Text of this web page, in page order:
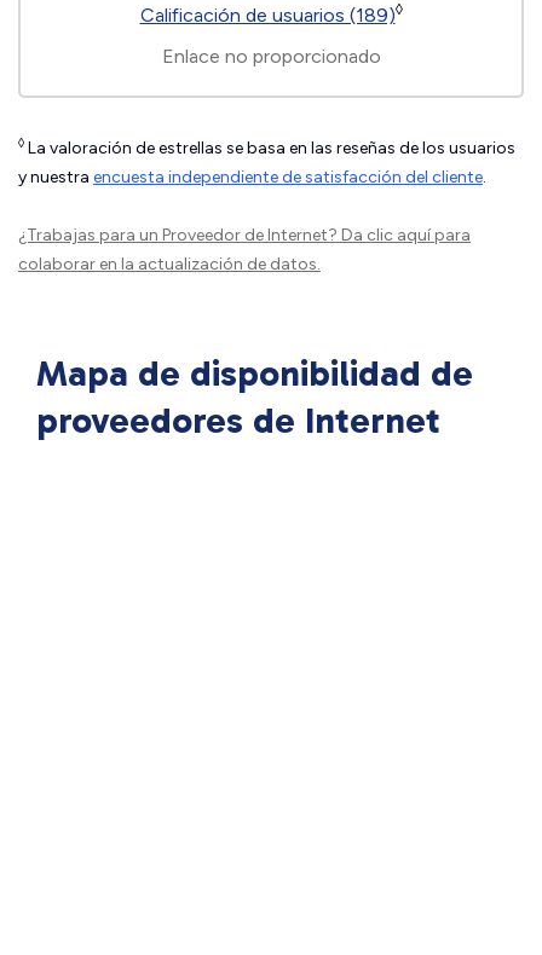
Calificación de usuarios (189)◊
Enlace no proporcionado
◊ La valoración de estrellas se basa en las reseñas de los usuarios
y nuestra encuesta independiente de satisfacción del cliente.
¿Trabajas para un Proveedor de Internet? Da clic aquípara
colaborar en la actualización de datos.
Mapa de disponibilidad de
proveedores de Internet